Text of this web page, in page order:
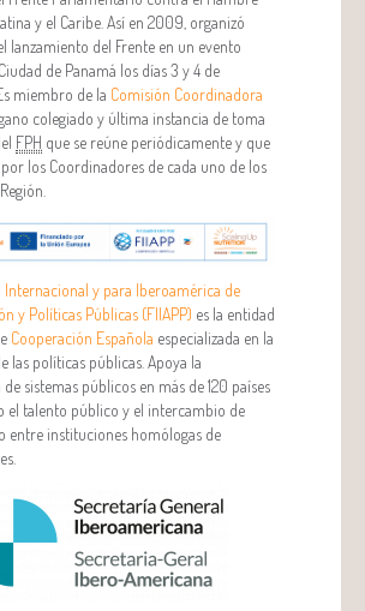
y el Caribe. Así en 2009, organizó
el lanzamiento del Frente en un evento
de Panamá los días 3 y 4 de
miembro de la Comisión Coordinadora
colegiado y última instancia de toma
FPH que se reúne periódicamente y que
los Coordinadores de cada uno de los
Internacional y para Iberoamérica de
y Políticas Públicas (FIIAPP) es la entidad
Cooperación Española especializada en la
las políticas públicas. Apoya la
sistemas públicos en más de 120 países
el talento público y el intercambio de
entre instituciones homólogas de